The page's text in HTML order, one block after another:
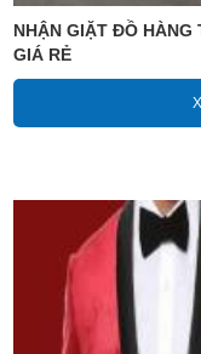
NHẬN GIẶT ĐỒ HÀNG
GIÁ RẺ